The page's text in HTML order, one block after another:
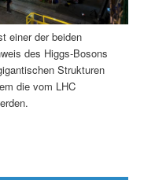
einer der beiden
des Higgs-Bosons
Strukturen
die vom LHC